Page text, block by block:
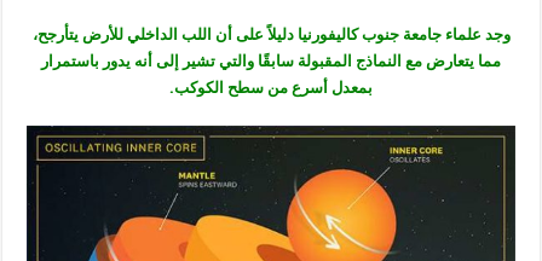
وجد علماء جامعة جنوب كاليفورنيا دليلاً على أن اللب الداخلي للأرض يتأرجح،
مما يتعارض مع النماذج المقبولة سابقًا والتي تشير إلى أنه يدور باستمرار
بمعدل أسرع من سطح الكوكب.